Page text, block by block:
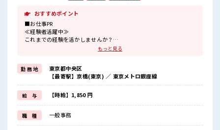
おすすめポイント
■お仕事PR
≪経験者活躍中≫
これまでの経験を活かしませんか？
≪女性も活躍できる職場≫
もちろん男性の応募も歓迎です！
≪プライベートが充実する≫
場合によってはお願いすることもありますが、
残業はほとんどナシ！
≪土日祝休のお仕事≫
家族や友人と一緒にプライベート満喫！
≪自分に合った期間で働ける≫
福利厚生が整った派遣のお仕事です！
もっと見る
勤 務 地
東京都中央区
【最寄駅】京橋(東京) ／ 東京メトロ銀座線
給 与 【時給】1,850 円
職 種 一般事務